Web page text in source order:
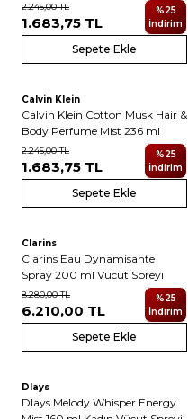
2.245,00TL
1.683,75 TL
%25
İndirim
Sepete Ekle
Yeni
Calvin Klein
Calvin Klein Cotton Musk Hair &
Body Perfume Mist 236 ml
2.245,00TL
1.683,75 TL
%25
İndirim
Sepete Ekle
Clarins
Clarins Eau Dynamisante
Spray 200 ml Vücut Spreyi
8.280,00TL
6.210,00 TL
%25
İndirim
Sepete Ekle
Dlays
Dlays Melody Whisper Energy